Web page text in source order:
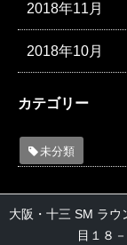
2018年11月
2018年10月
カテゴリー
未分類
大阪・十三 SM ラウ
目１８